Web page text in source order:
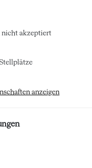
nicht akzeptiert
anzeigen